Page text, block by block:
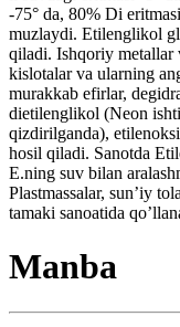
-75° da, 80% Di
muzlaydi. Etilenglikol
qiladi. Ishqoriy
kislotalar va ularning
murakkab efirlar,
dietilenglikol (Neon
qizdirilganda),
hosil qiladi. Sanotda
E.ning suv bilan
Plastmassalar, sun’iy
tamaki sanoatida
Manba